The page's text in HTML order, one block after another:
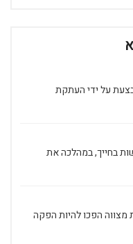
על ידי העתקת
בחייך, במהלכה את
מצווה הפכו להיות הפקה